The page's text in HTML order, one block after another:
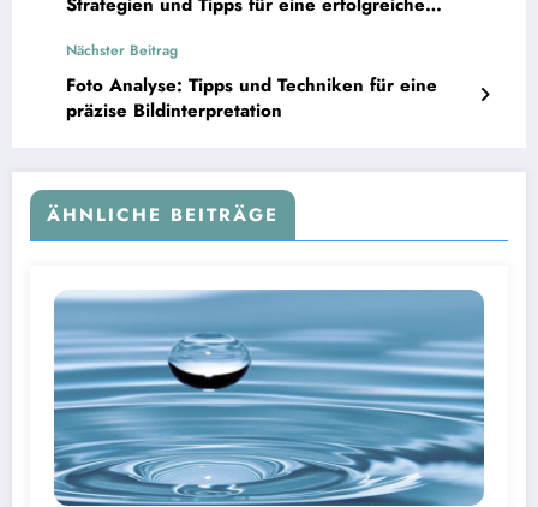
Nächster Beitrag
Foto Analyse: Tipps und Techniken für eine
präzise Bildinterpretation
ÄHNLICHE BEITRÄGE